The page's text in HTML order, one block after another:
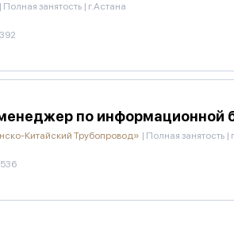
| Полная занятость | г.Астана
392
по информационной
Китайский Трубопровод» | Полная занятость |
536